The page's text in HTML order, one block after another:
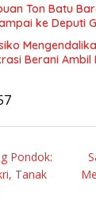
Ton Batu
ke Deputi
Berani Ambil
Pondok:
Tanak